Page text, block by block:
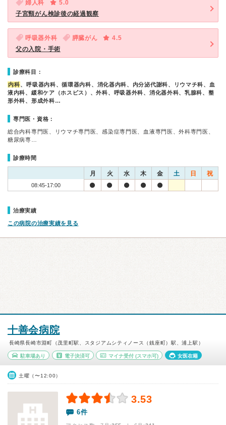
婦人科
5.0
子宮頸がん検診後の経過観察
呼吸器外科 膵臓がん
4.5
父の入院・手術
診療科目：
内科、呼吸器内科、循環器内科、消化器内科、内分泌代謝科、リウマチ科、血
液内科、緩和ケア（ホスピス）、外科、呼吸器外科、消化器外科、乳腺科、整
形外科、形成外科…
専門医・資格：
総合内科専門医、リウマチ専門医、感染症専門医、血液専門医、外科専門医、
糖尿病専…
診療時間
月 火 水 木 金 土 日 祝
08:45-17:00
治療実績
この病院の治療実績を見る
十善会病院
長崎県長崎市淵町（茂里町駅、スタジアムシティノース（銭座町）駅、浦上駅）
駐車場あり 電子決済可 マイナ受付 (スマホ可) 女医在籍
土曜（〜12:00）
3.53
6件